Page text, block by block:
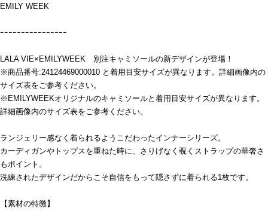
EMILY WEEK
ｰｰｰｰｰｰｰｰｰｰｰｰｰｰｰｰ
LALA VIE×EMILYWEEK 別注キャミソールの新デザインが登場！
※商品番号:24124469000010 と着用目安サイズが異なります。詳細画像内の
サイズ表をご参考ください。
※EMILYWEEKオリジナルのキャミソールと着用目安サイズが異なります。
詳細画像内のサイズ表をご参考ください。
ランジェリー感なく着られるようこだわったインナーシリーズ。
カーディガンやトップスを重ねた時に、さりげなく覗くストラップの華奢さ
もポイント。
洗練されたデザインだからこそ自信をもって隠さずに着られる1枚です。
【素材の特徴】